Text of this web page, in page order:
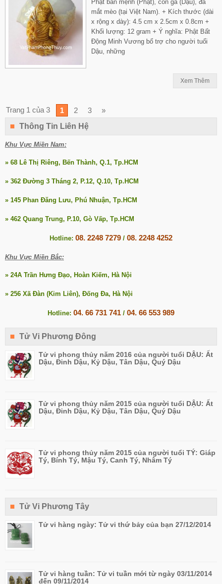
Phật bản mệnh (Phật), con gà (Dậu), đá
mắt mèo (tại Việt Nam). + Kích thước (dài
x rộng x dày): 4.5 cm x 2.5cm x 0.8cm +
Khối lượng: 12 gram + Ý nghĩa: Phật Bất
Động Minh Vương bổ trợ cho người tuổi
Dậu, những
Xem Thêm
Trang 1 của 3 1 2 3
»
Thông Tin Liên Hệ
Khu Vực Miền Nam:
» 68 Lê Thị Riêng, Bến Thành, Q.1, Tp.HCM
» 362 Đường 3 Tháng 2, P.12, Q.10, Tp.HCM
» 145 Phan Đăng Lưu, Phú Nhuận, Tp.HCM
» 462 Quang Trung, P.10, Gò Vấp, Tp.HCM
Hotline: 08. 2248 7279 / 08. 2248 4252
Khu Vực Miền Bắc:
» 24A Trần Hưng Đạo, Hoàn Kiếm, Hà Nội
» 256 Xã Đàn (Kim Liên), Đống Đa, Hà Nội
Hotline: 04. 66 731 741 / 04. 66 553 989
Tử Vi Phương Đông
Tử vi phong thủy năm 2016 của người tuổi DẬU: Ất
Dậu, Đinh Dậu, Kỷ Dậu, Tân Dậu, Quý Dậu
Tử vi phong thủy năm 2015 của người tuổi DẬU: Ất
Dậu, Đinh Dậu, Kỷ Dậu, Tân Dậu, Quý Dậu
Tử vi phong thủy năm 2015 của người tuổi TÝ: Giáp
Tý, Bính Tý, Mậu Tý, Canh Tý, Nhâm Tý
Tử Vi Phương Tây
Tử vi hàng ngày: Tử vi thứ bảy của bạn 27/12/2014
Tử vi hàng tuần: Tử vi tuần mới từ ngày 03/11/2014
đến 09/11/2014